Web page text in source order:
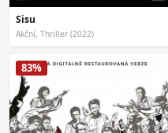
Sisu
Akční, Thriller (2022)
83%